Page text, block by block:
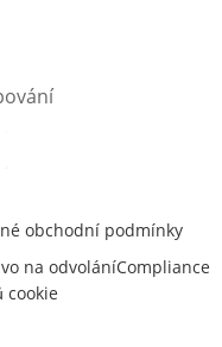
novém okně
obchodní podmínky
na odvoláníCompliance
cookie